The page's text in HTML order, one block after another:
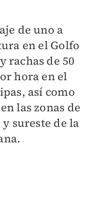
de uno a
en el Golfo
rachas de 50
hora en el
así como
las zonas de
sureste de la